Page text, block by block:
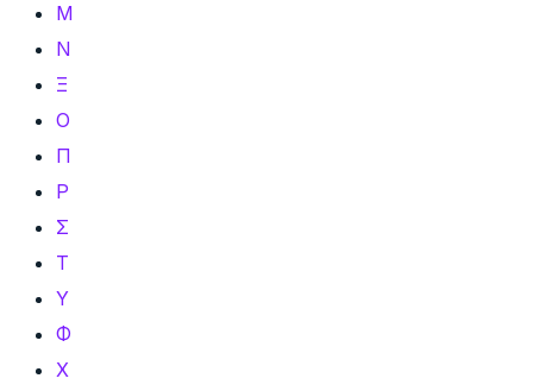
Μ
Ν
Ξ
Ο
Π
Ρ
Σ
Τ
Υ
Φ
Χ